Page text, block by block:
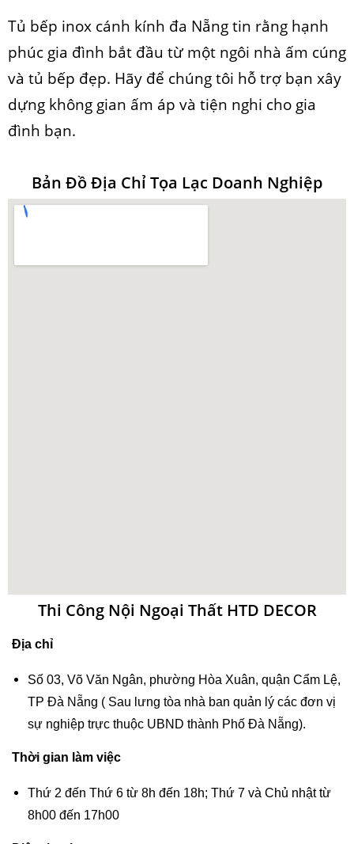
Tủ bếp inox cánh kính đa Nẵng tin rằng hạnh
phúc gia đình bắt đầu từ một ngôi nhà ấm cúng
và tủ bếp đẹp. Hãy để chúng tôi hỗ trợ bạn xây
dựng không gian ấm áp và tiện nghi cho gia
đình bạn.
Bản Đồ Địa Chỉ Tọa Lạc Doanh Nghiệp
Thi Công Nội Ngoại Thất HTD DECOR
Địa chỉ
Số 03, Võ Văn Ngân, phường Hòa Xuân, quận Cẩm Lệ,
TP Đà Nẵng ( Sau lưng tòa nhà ban quản lý các đơn vị
sự nghiệp trực thuộc UBND thành Phố Đà Nẵng).
Thời gian làm việc
Thứ 2 đến Thứ 6 từ 8h đến 18h; Thứ 7 và Chủ nhật từ
8h00 đến 17h00